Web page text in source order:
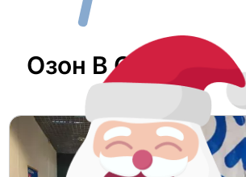
Озон В Сочи